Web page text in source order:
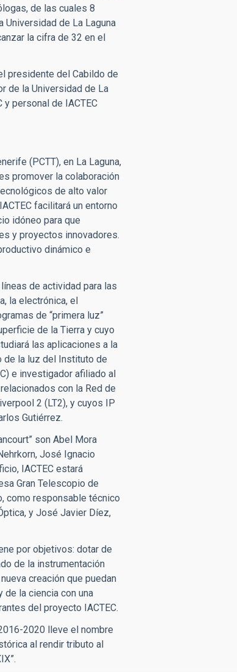
de las cuales 8
Universidad de La Laguna
la cifra de 32 en el
presidente del Cabildo de
de la Universidad de La
personal de IACTEC
(PCTT), en La Laguna,
promover la colaboración
de alto valor
facilitará un entorno
idóneo para que
y proyectos innovadores.
dinámico e
de actividad para las
la electrónica, el
de “primera luz”
de la Tierra y cuyo
las aplicaciones a la
de la luz del Instituto de
e investigador afiliado al
con la Red de
2 (LT2), y cuyos IP
Gutiérrez.
son Abel Mora
José Ignacio
IACTEC estará
Gran Telescopio de
como responsable técnico
y José Javier Díez,
por objetivos: dotar de
de la instrumentación
creación que puedan
la ciencia con una
del proyecto IACTEC.
2020 lleve el nombre
al rendir tributo al